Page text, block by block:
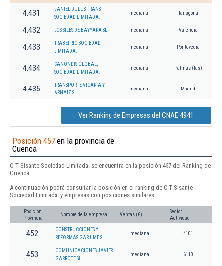
4.431
DANIEL DULUS TRANS
SOCIEDAD LIMITADA.
mediana Tarragona
4.432 LOS SILES DE BAYYARA SL mediana Valencia
4.433
TRABEFRIO SOCIEDAD
LIMITADA.
mediana Pontevedra
4.434
CANONDIS GLOBAL,
SOCIEDAD LIMITADA.
mediana Palmas (las)
4.435
TRANSPORTE VICARIA Y
ARNAIZ SL
mediana Madrid
Ver Ranking de Empresas del CNAE 4941
Posición 457 en la provincia de
Cuenca
O T Sisante Sociedad Limitada. se encuentra en la posición 457 del Ranking de
Cuenca.
A continuación podrá consultar la posición en el ranking de O T Sisante
Sociedad Limitada. y empresas con posiciones similares:
Posición
Provincia
Nombre de la empresa Ventas (€)
Sector
Actividad
452
CONSTRUCCIONES Y
REFORMAS GARJIME SL
mediana 4101
453
COMUNICACIONES JAVIER
GARROTE SL
mediana 6110